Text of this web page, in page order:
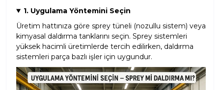
1. Uygulama Yöntemini Seçin
Üretim hattınıza göre sprey tüneli (nozullu sistem) veya
kimyasal daldırma tanklarını seçin. Sprey sistemleri
yüksek hacimli üretimlerde tercih edilirken, daldırma
sistemleri parça bazlı işler için uygundur.